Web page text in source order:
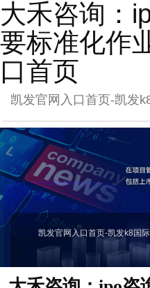
大禾咨询：
要标准化作
口首页
凯发官网入口首页-凯发
凯发官网入口首页-凯发k8国